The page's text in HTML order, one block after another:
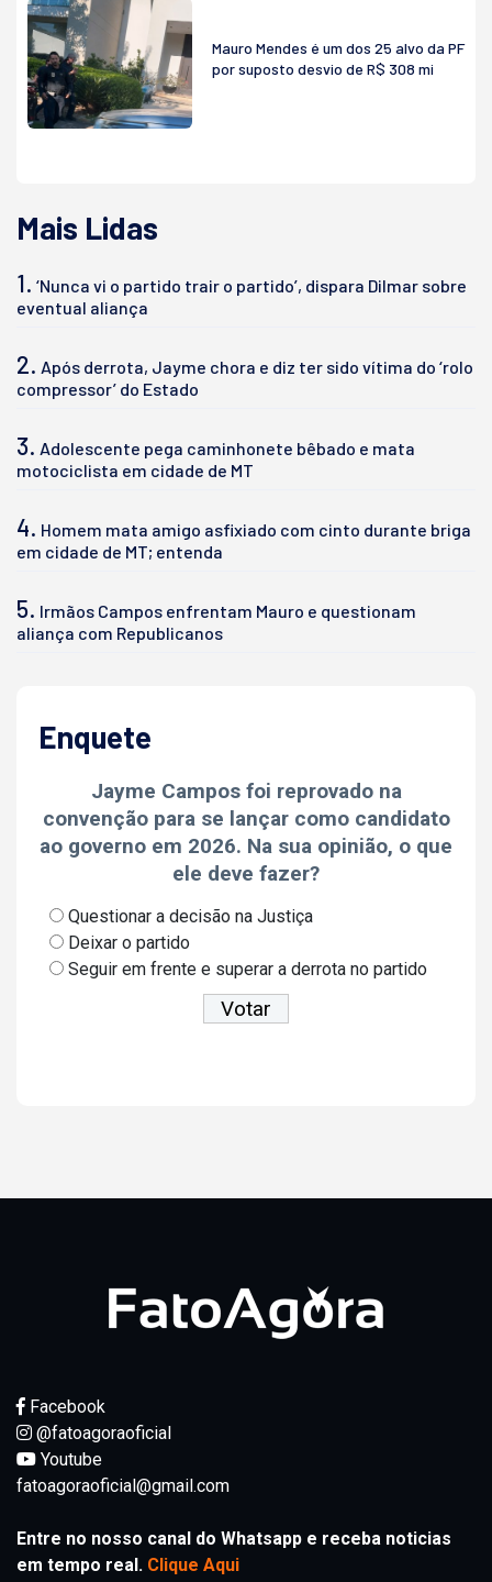
Mauro Mendes é um dos 25 alvo da PF
por suposto desvio de R$ 308 mi
Mais Lidas
1. ‘Nunca vi o partido trair o partido’, dispara Dilmar sobre
eventual aliança
2. Após derrota, Jayme chora e diz ter sido vítima do ‘rolo
compressor’ do Estado
3. Adolescente pega caminhonete bêbado e mata
motociclista em cidade de MT
4. Homem mata amigo asfixiado com cinto durante briga
em cidade de MT; entenda
5. Irmãos Campos enfrentam Mauro e questionam
aliança com Republicanos
Enquete
Jayme Campos foi reprovado na
convenção para se lançar como candidato
ao governo em 2026. Na sua opinião, o que
ele deve fazer?
Questionar a decisão na Justiça
Deixar o partido
Seguir em frente e superar a derrota no partido
Facebook
@fatoagoraoficial
Youtube
fatoagoraoficial@gmail.com
Entre no nosso canal do Whatsapp e receba noticias
em tempo real. Clique Aqui